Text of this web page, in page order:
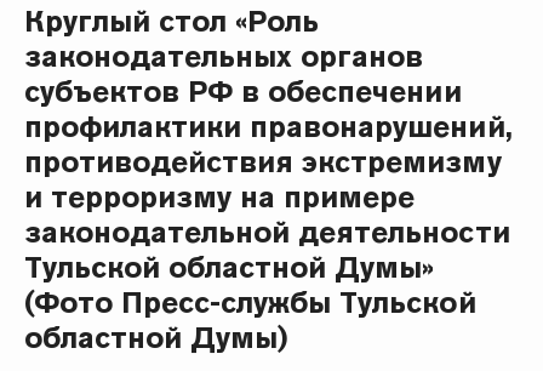
Круглый стол «Роль
законодательных органов
субъектов РФ в обеспечении
профилактики правонарушений,
противодействия экстремизму
и терроризму на примере
законодательной деятельности
Тульской областной Думы»
(Фото Пресс-службы Тульской
областной Думы)